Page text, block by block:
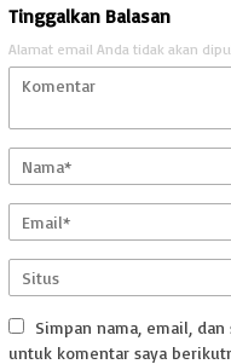
Tinggalkan Balasan
Alamat email Anda tidak akan
Simpan nama, email,
untuk komentar saya